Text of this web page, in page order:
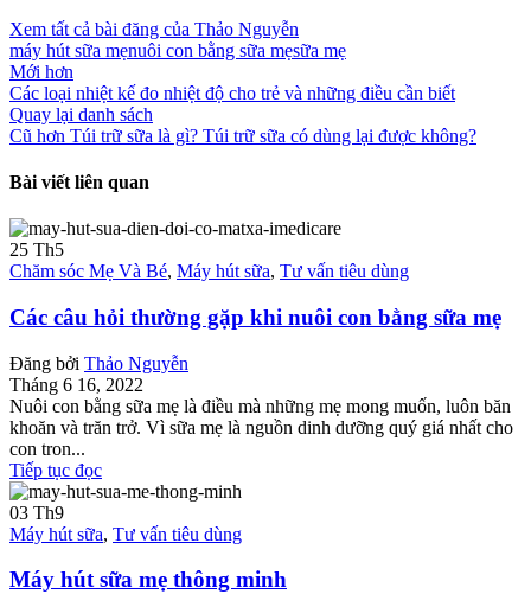
Xem tất cả bài đăng của Thảo Nguyễn
máy hút sữa mẹnuôi con bằng sữa mẹsữa mẹ
Mới hơn
Các loại nhiệt kế đo nhiệt độ cho trẻ và những điều cần biết
Quay lại danh sách
Cũ hơn Túi trữ sữa là gì? Túi trữ sữa có dùng lại được không?
Bài viết liên quan
25 Th5
Chăm sóc Mẹ Và Bé, Máy hút sữa, Tư vấn tiêu dùng
Các câu hỏi thường gặp khi nuôi con bằng sữa mẹ
Đăng bởi Thảo Nguyễn
Tháng 6 16, 2022
Nuôi con bằng sữa mẹ là điều mà những mẹ mong muốn, luôn băn
khoăn và trăn trở. Vì sữa mẹ là nguồn dinh dưỡng quý giá nhất cho
con tron...
Tiếp tục đọc
03 Th9
Máy hút sữa, Tư vấn tiêu dùng
Máy hút sữa mẹ thông minh